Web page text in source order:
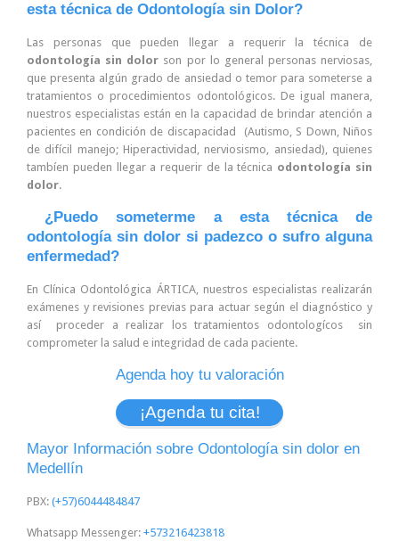
esta técnica de Odontología sin Dolor?
Las personas que pueden llegar a requerir la técnica de
odontología sin dolor son por lo general personas nerviosas,
que presenta algún grado de ansiedad o temor para someterse a
tratamientos o procedimientos odontológicos. De igual manera,
nuestros especialistas están en la capacidad de brindar atención a
pacientes en condición de discapacidad (Autismo, S Down, Niños
de difícil manejo; Hiperactividad, nerviosismo, ansiedad), quienes
tambíen pueden llegar a requerir de la técnica odontología sin
dolor.
¿Puedo someterme a esta técnica de
odontología sin dolor si padezco o sufro alguna
enfermedad?
En Clínica Odontológica ÁRTICA, nuestros especialistas realizarán
exámenes y revisiones previas para actuar según el diagnóstico y
así proceder a realizar los tratamientos odontologícos sin
comprometer la salud e integridad de cada paciente.
Agenda hoy tu valoración
¡Agenda tu cita!
Mayor Información sobre Odontología sin dolor en
Medellín
PBX: (+57)6044484847
Whatsapp Messenger: +573216423818